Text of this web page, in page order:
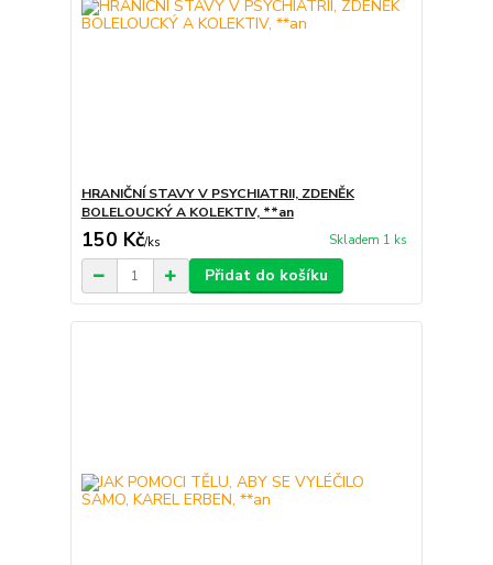
HRANIČNÍ STAVY V PSYCHIATRII, ZDENĚK
BOLELOUCKÝ A KOLEKTIV, **an
150 Kč/ks Skladem 1 ks
Přidat do košíku